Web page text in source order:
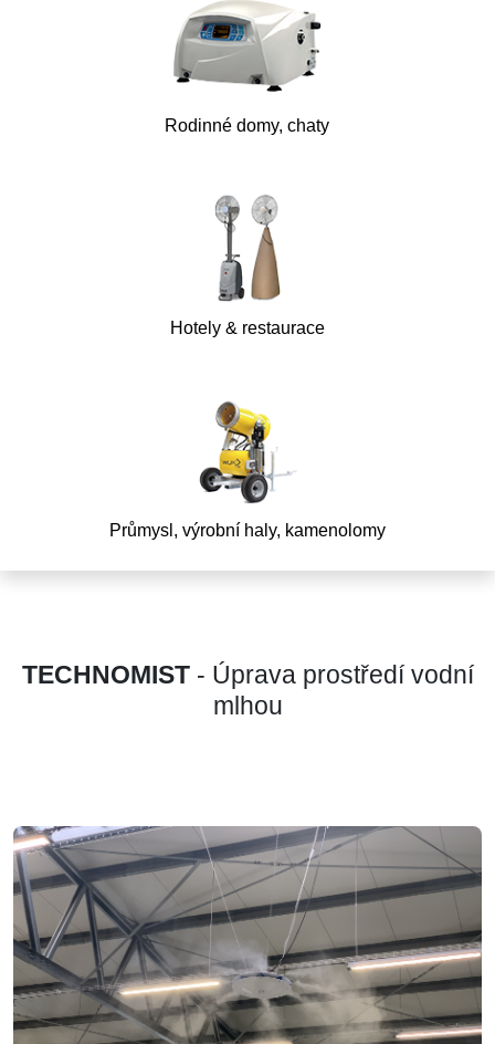
Rodinné domy, chaty
Hotely & restaurace
Průmysl, výrobní haly, kamenolomy
TECHNOMIST - Úprava prostředí vodní
mlhou